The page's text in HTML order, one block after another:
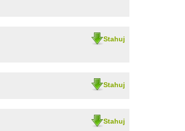
Stahuj
Stahuj
Stahuj